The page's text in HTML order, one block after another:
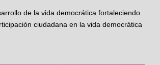
de la vida democrática fortaleciendo
ciudadana en la vida democrática